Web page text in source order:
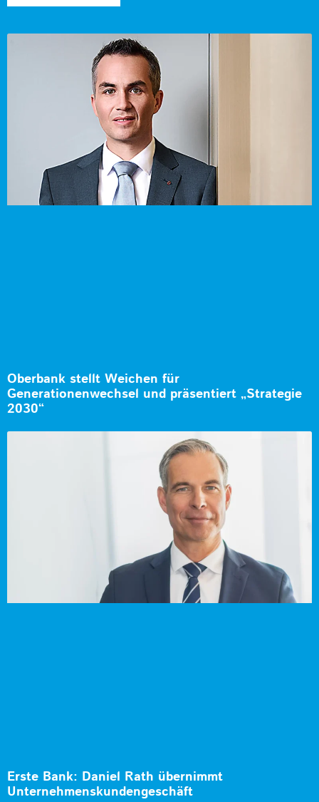
Oberbank stellt Weichen für
Generationenwechsel und präsentiert „Strategie
2030“
Erste Bank: Daniel Rath übernimmt
Unternehmenskundengeschäft